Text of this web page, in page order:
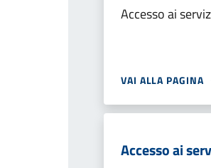
Accesso ai
VAI ALLA PAGINA
Accesso ai